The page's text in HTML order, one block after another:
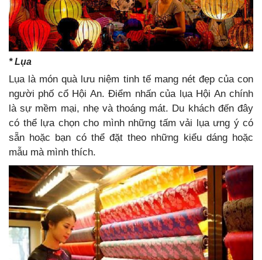
* Lụa
Lụa là món quà lưu niệm tinh tế mang nét đẹp của con
người phố cổ Hội An. Điểm nhấn của lụa Hội An chính
là sự mềm mại, nhẹ và thoáng mát. Du khách đến đây
có thể lựa chọn cho mình những tấm vải lụa ưng ý có
sẵn hoặc bạn có thể đặt theo những kiểu dáng hoặc
mẫu mà mình thích.